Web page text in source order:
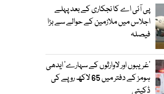
پی آئی اے کا نجکاری کے بعد پہلے
اجلاس میں ملازمین کے حوالے سے بڑا
فیصلہ
’غریبوں اور لاوارثوں کے سہارے‘ ایدھی
ہومز کے دفتر میں 65 لاکھ روپے کی
ڈکیتی